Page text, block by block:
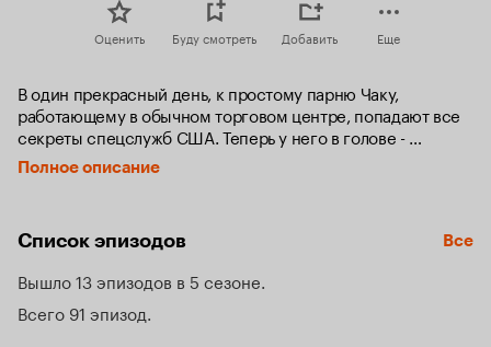
Оценить Буду смотреть Добавить Еще
В один прекрасный день, к простому парню Чаку,
работающему в обычном торговом центре, попадают все
секреты спецслужб США. Теперь у него в голове -
суперкомпьютер, а он сам - собственность правительства
Соединенных Штатов…
Полное описание
Список эпизодов Все
Вышло 13 эпизодов в 5 сезоне
Всего 91 эпизод